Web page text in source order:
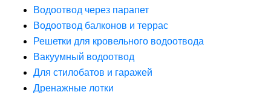
Водоотвод через парапет
Водоотвод балконов и террас
Решетки для кровельного водоотвода
Вакуумный водоотвод
Для стилобатов и гаражей
Дренажные лотки